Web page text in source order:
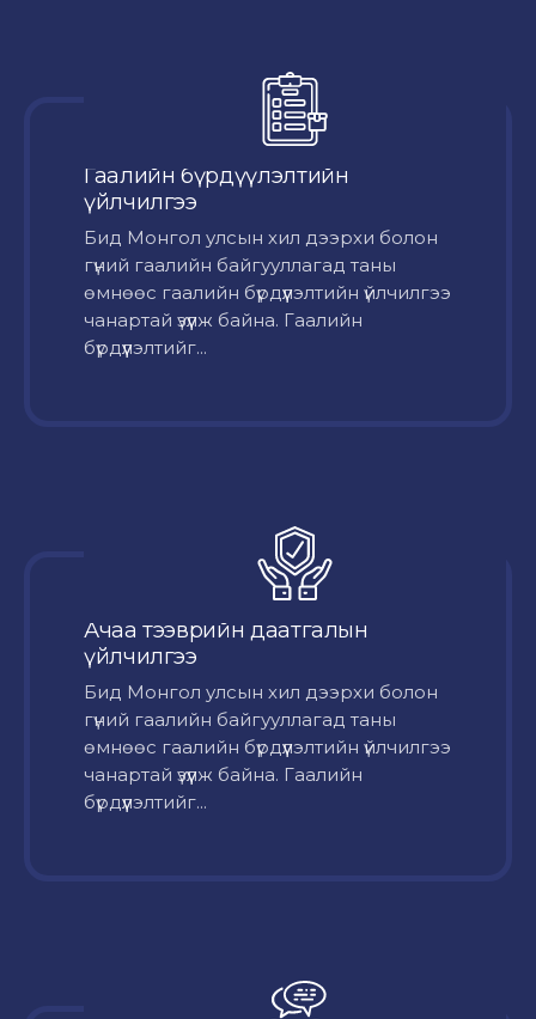
Гаалийн бүрдүүлэлтийн
үйлчилгээ
Бид Монгол улсын хил дээрхи болон
гүний гаалийн байгууллагад таны
өмнөөс гаалийн бүрдүүлэлтийн үйлчилгээ
чанартай үзүүлж байна. Гаалийн
бүрдүүлэлтийг...
Ачаа тээврийн даатгалын
үйлчилгээ
Бид Монгол улсын хил дээрхи болон
гүний гаалийн байгууллагад таны
өмнөөс гаалийн бүрдүүлэлтийн үйлчилгээ
чанартай үзүүлж байна. Гаалийн
бүрдүүлэлтийг...